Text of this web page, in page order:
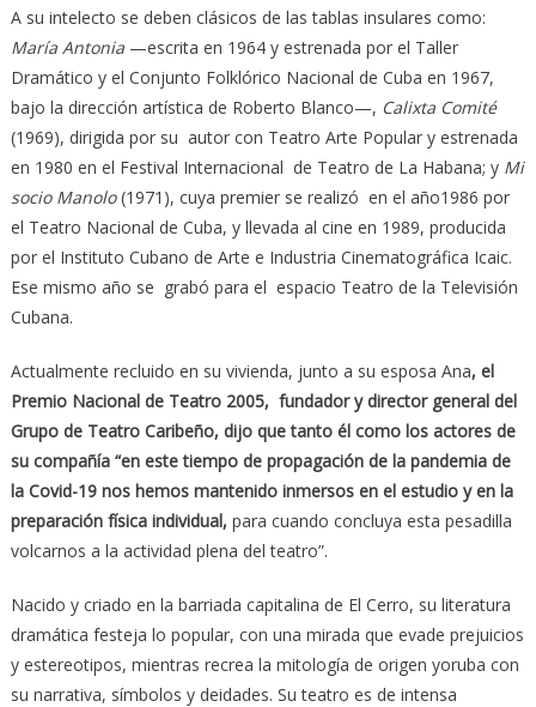
A su intelecto se deben clásicos de las tablas insulares como:
María Antonia —escrita en 1964 y estrenada por el Taller
Dramático y el Conjunto Folklórico Nacional de Cuba en 1967,
bajo la dirección artística de Roberto Blanco—, Calixta Comité
(1969), dirigida por su autor con Teatro Arte Popular y estrenada
en 1980 en el Festival Internacional de Teatro de La Habana; y Mi
socio Manolo(1971), cuya premier se realizó en el año1986 por
el Teatro Nacional de Cuba, y llevada al cine en 1989, producida
por el Instituto Cubano de Arte e Industria Cinematográfica Icaic.
Ese mismo año se grabó para el espacio Teatro de la Televisión
Cubana.
Actualmente recluido en su vivienda, junto a su esposa Ana, el
Premio Nacional de Teatro 2005, fundador y director general del
Grupo de Teatro Caribeño, dijo que tanto él como los actores de
su compañía “en este tiempo de propagación de la pandemia de
la Covid-19 nos hemos mantenido inmersos en el estudio y en la
preparación física individual, para cuando concluya esta pesadilla
volcarnos a la actividad plena del teatro”.
Nacido y criado en la barriada capitalina de El Cerro, su literatura
dramática festeja lo popular, con una mirada que evade prejuicios
y estereotipos, mientras recrea la mitología de origen yoruba con
su narrativa, símbolos y deidades. Su teatro es de intensa